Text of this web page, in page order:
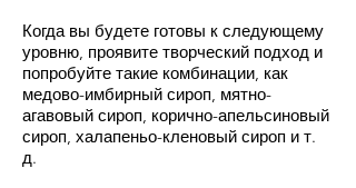
Когда вы будете готовы к следующему
уровню, проявите творческий подход и
попробуйте такие комбинации, как
медово-имбирный сироп, мятно-
агавовый сироп, корично-апельсиновый
сироп, халапеньо-кленовый сироп и т.
д.